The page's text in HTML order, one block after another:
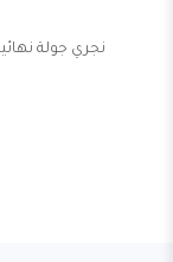
نجري جولة